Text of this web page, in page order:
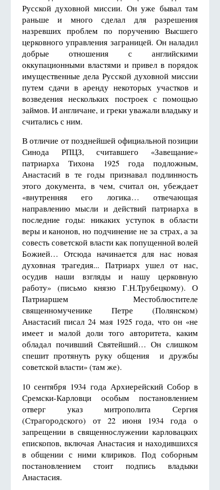
Русской духовной миссии. Он уже бывал там
раньше и много сделал для разрешения
назревших проблем по поручению Высшего
церковного управления заграницей. Он наладил
добрые отношения с английскими
оккупационными властями и привел в порядок
имущественные дела Русской духовной миссии
путем сдачи в аренду некоторых участков и
возведения нескольких построек с помощью
займов. И англичане, и греки уважали владыку и
считались с ним.
В отличие от позднейшей официальной позиции
Синода РПЦЗ, считавшего «Завещание»
патриарха Тихона 1925 года подложным,
Анастасий в те годы признавал подлинность
этого документа, в чем, считал он, убеждает
«внутренняя его логика… отвечающая
направлению мысли и действий патриарха в
последние годы: никаких уступок в области
веры и канонов, но подчинение не за страх, а за
совесть советской власти как попущенной волей
Божией… Отсюда начинается для нас новая
духовная трагедия... Патриарх ушел от нас,
осудив наши взгляды и нашу церковную
работу» (письмо князю Г.Н.Трубецкому). О
Патриаршем Местоблюстителе
священномученике Петре (Полянском)
Анастасий писал24 мая 1925 года, что он «не
имеет и малой доли того авторитета, каким
обладал почивший Святейший… Он слишком
спешит протянуть руку общения и дружбы
советской власти» (там же).
10 сентября 1934 года Архиерейский Собор в
Сремски-Карловци особым постановлением
отверг указ митрополита Сергия
(Страгородского) от 22 июня 1934 года о
запрещении в священнослужении карловацких
епископов, включая Анастасия и находившихся
в общении с ними клириков. Под соборным
постановлением стоит подпись владыки
Анастасия.